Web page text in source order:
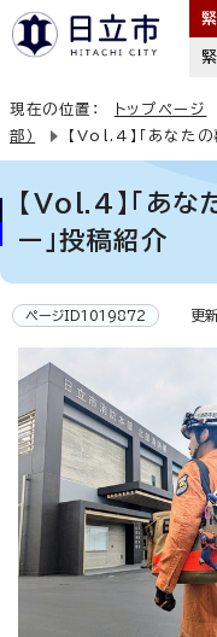
現在の位置： トップページ
部）
【Vol.4】「あなた
【Vol.4】「あな
ー」投稿紹介
ページID1019872 更新